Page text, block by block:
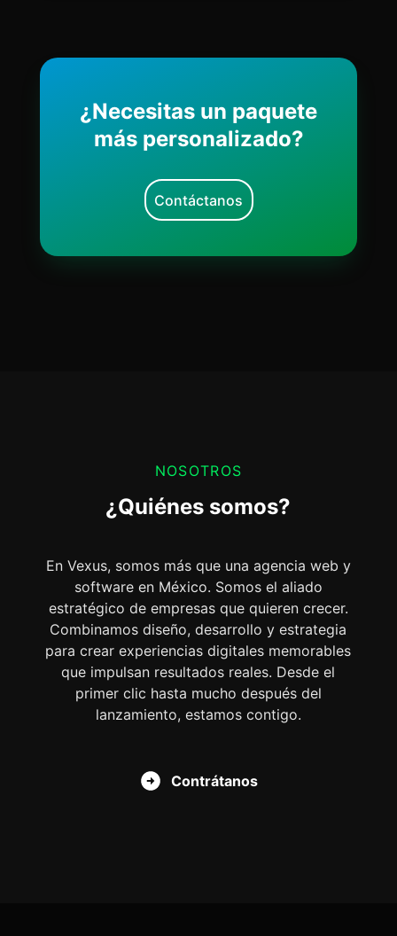
¿Necesitas un paquete
más personalizado?
Contáctanos
NOSOTROS
¿Quiénes somos?
En Vexus, somos más que una agencia web y
software en México. Somos el aliado
estratégico de empresas que quieren crecer.
Combinamos diseño, desarrollo y estrategia
para crear experiencias digitales memorables
que impulsan resultados reales. Desde el
primer clic hasta mucho después del
lanzamiento, estamos contigo.
Contrátanos